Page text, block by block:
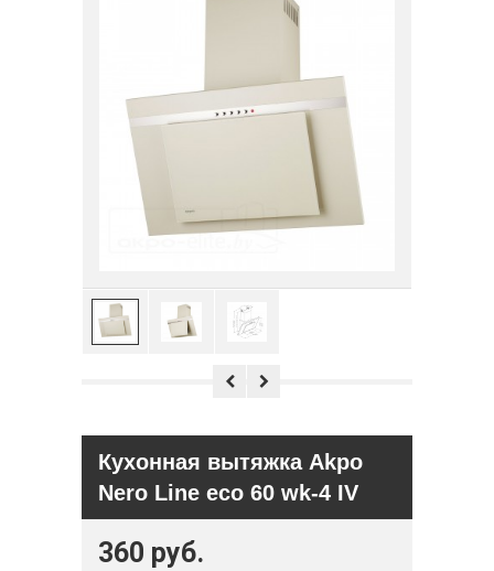
Кухонная вытяжка Akpo
Nero Line eco 60 wk-4 IV
360 руб.